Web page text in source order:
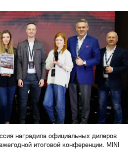
наградила официальных дилеров
итоговой конференции. MINI